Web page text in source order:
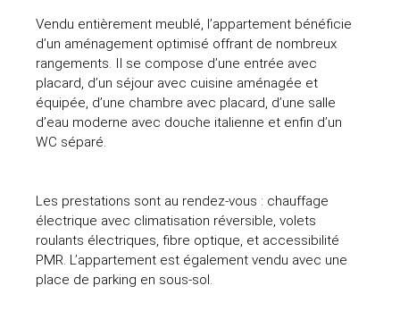
Vendu entièrement meublé, l’appartement bénéficie
d’un aménagement optimisé offrant de nombreux
rangements. Il se compose d’une entrée avec
placard, d’un séjour avec cuisine aménagée et
équipée, d’une chambre avec placard, d’une salle
d’eau moderne avec douche italienne et enfin d’un
WC séparé.
Les prestations sont au rendez-vous : chauffage
électrique avec climatisation réversible, volets
roulants électriques, fibre optique, et accessibilité
PMR. L’appartement est également vendu avec une
place de parking en sous-sol.